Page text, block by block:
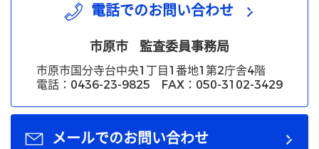
電話でのお問い合わせ
市原市 監査委員事務局
市原市国分寺台中央1丁目1番地1第2庁舎4階
電話：0436-23-9825 FAX：050-3102-3429
メールでのお問い合わせ